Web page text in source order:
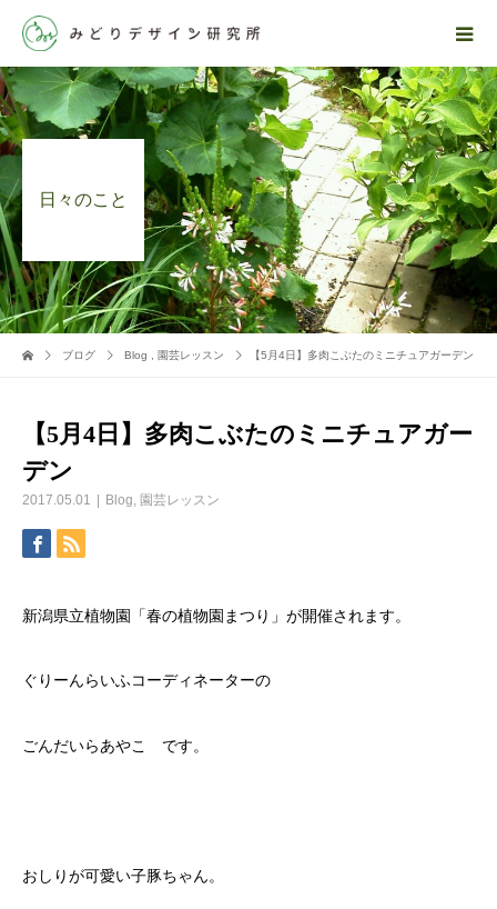
日々のこと
ブログ Blog 園芸レッスン 【5月4日】多肉こぶたのミニチュアガーデン
【5月4日】多肉こぶたのミニチュアガー
デン
2017.05.01 Blog, 園芸レッスン
新潟県立植物園「春の植物園まつり」が開催されます。
ぐりーんらいふコーディネーターの
ごんだいらあやこ です。
おしりが可愛い子豚ちゃん。